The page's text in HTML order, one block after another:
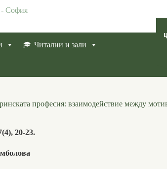
- София
Читални и зали
професия: взаимодействие между
20-23.